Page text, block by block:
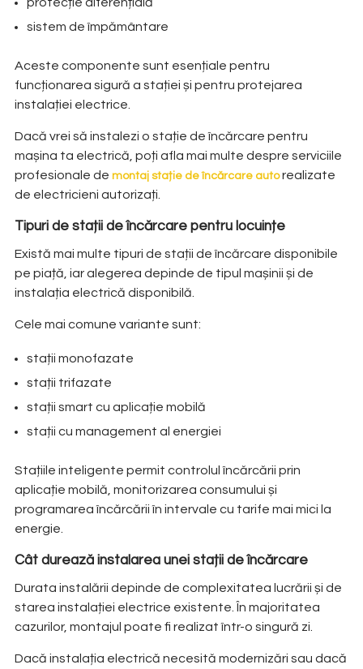
sistem de împământare
Aceste componente sunt esențiale pentru
funcționarea sigură a stației și pentru protejarea
instalației electrice.
Dacă vrei să instalezi o stație de încărcare pentru
mașina ta electrică, poți afla mai multe despre serviciile
profesionale de montaj stație de încărcare autorealizate
de electricieni autorizați.
Tipuri de stații de încărcare pentru locuințe
Există mai multe tipuri de stații de încărcare disponibile
pe piață, iar alegerea depinde de tipul mașinii și de
instalația electrică disponibilă.
Cele mai comune variante sunt:
stații monofazate
stații trifazate
stații smart cu aplicație mobilă
stații cu management al energiei
Stațiile inteligente permit controlul încărcării prin
aplicație mobilă, monitorizarea consumului și
programarea încărcării în intervale cu tarife mai mici la
energie.
Cât durează instalarea unei stații de încărcare
Durata instalării depinde de complexitatea lucrării și de
starea instalației electrice existente. În majoritatea
cazurilor, montajul poate fi realizat într-o singură zi.
Dacă instalația electrică necesită modernizări sau dacă